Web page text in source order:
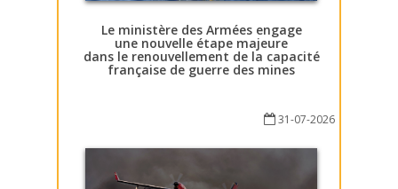
Le ministère des Armées engage
une nouvelle étape majeure
dans le renouvellement de la capacité
française de guerre des mines
31-07-2026